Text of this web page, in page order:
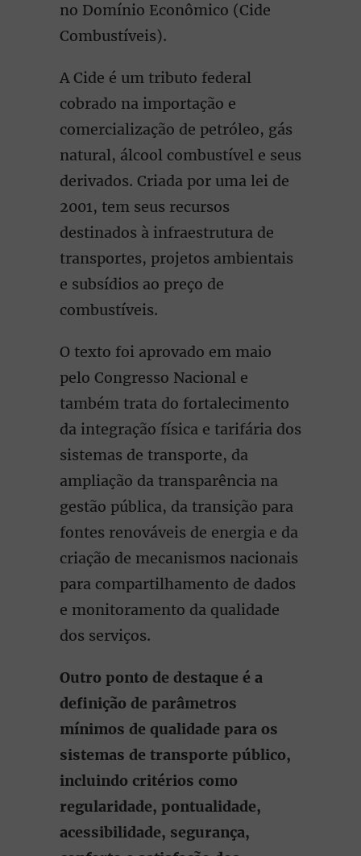
no Domínio Econômico (Cide
Combustíveis).
A Cide é um tributo federal
cobrado na importação e
comercialização de petróleo, gás
natural, álcool combustível e seus
derivados. Criada por uma lei de
2001, tem seus recursos
destinados à infraestrutura de
transportes, projetos ambientais
e subsídios ao preço de
combustíveis.
O texto foi aprovado em maio
pelo Congresso Nacional e
também trata do fortalecimento
da integração física e tarifária dos
sistemas de transporte, da
ampliação da transparência na
gestão pública, da transição para
fontes renováveis de energia e da
criação de mecanismos nacionais
para compartilhamento de dados
e monitoramento da qualidade
dos serviços.
Outro ponto de destaque é a
definição de parâmetros
mínimos de qualidade para os
sistemas de transporte público,
incluindo critérios como
regularidade, pontualidade,
acessibilidade, segurança,